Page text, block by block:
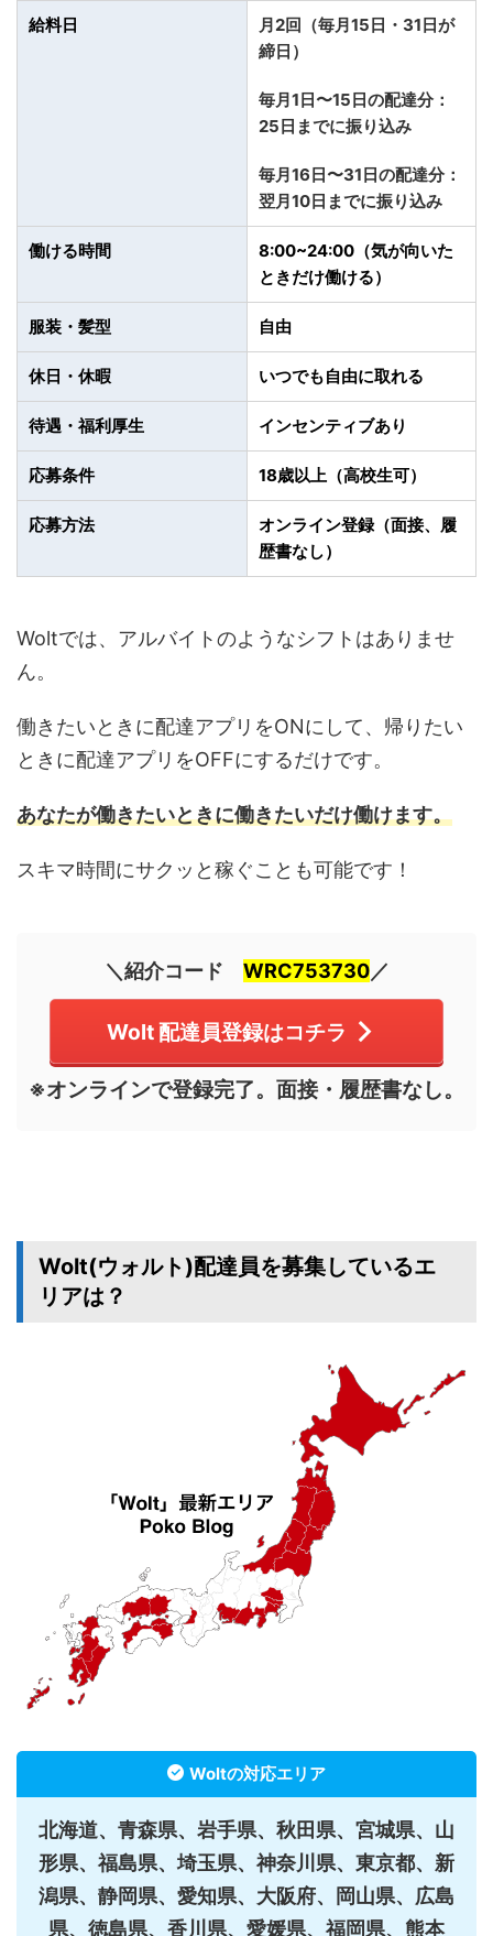
給料日
月2回（毎月15日・31日が
締日）
毎月1日〜15日の配達分：
25日までに振り込み
毎月16日〜31日の配達分：
翌月10日までに振り込み
働ける時間
8:00~24:00（気が向いた
ときだけ働ける）
服装・髪型 自由
休日・休暇 いつでも自由に取れる
待遇・福利厚生 インセンティブあり
応募条件 18歳以上（高校生可）
応募方法
オンライン登録（面接、履
歴書なし）
Woltでは、アルバイトのようなシフトはありませ
ん。
働きたいときに配達アプリをONにして、帰りたい
ときに配達アプリをOFFにするだけです。
あなたが働きたいときに働きたいだけ働けます。
スキマ時間にサクッと稼ぐことも可能です！
＼紹介コード WRC753730／
Wolt 配達員登録はコチラ
※オンラインで登録完了。面接・履歴書なし。
Wolt(ウォルト)配達員を募集しているエ
リアは？
Woltの対応エリア
北海道、青森県、岩手県、秋田県、宮城県、山
形県、福島県、埼玉県、神奈川県、東京都、新
潟県、静岡県、愛知県、大阪府、岡山県、広島
県、徳島県、香川県、愛媛県、福岡県、熊本